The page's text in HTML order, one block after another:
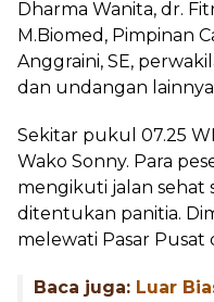
Dharma Wanita, dr.
M.Biomed, Pimpinan
Anggraini, SE,
dan undangan
Sekitar pukul 07.25
Wako Sonny. Para
mengikuti jalan sehat
ditentukan panitia.
melewati Pasar Pusat
Baca juga: Luar